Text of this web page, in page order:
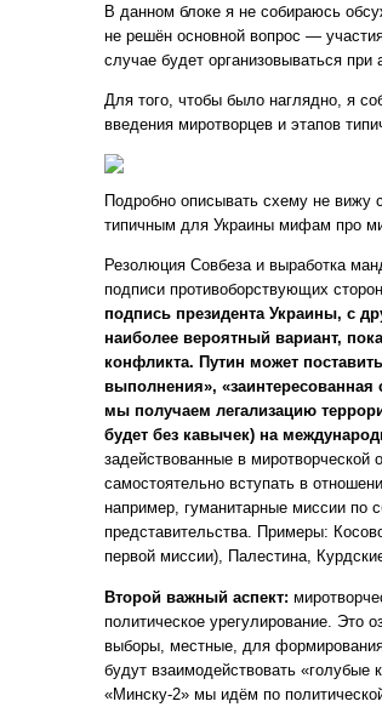
В данном блоке я не собираюсь
не решён основной вопрос —
случае будет организовываться при
Для того, чтобы было наглядно, я
введения миротворцев и этапов
Подробно описывать схему не
типичным для Украины мифам про
Резолюция Совбеза и выработка
подписи противоборствующих
подпись президента Украины, с
наиболее вероятный вариант,
конфликта. Путин может
выполнения», «заинтересованная
мы получаем легализацию
будет без кавычек) на
задействованные в
самостоятельно вступать в
например, гуманитарные миссии
представительства. Примеры:
первой миссии), Палестина,
Второй важный аспект:
политическое урегулирование. Это
выборы, местные, для
будут взаимодействовать
«Минску-2» мы идём по